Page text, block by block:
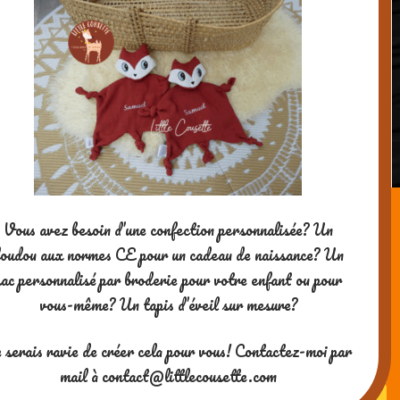
Deux nouveaux jeux: memory spécial
citrouille et memory spécial Halloween
"Mister Jack ou le jeu de la citrouille (jeu
à imprimer) !"
navigation
1 2 Next →
Vous avez besoin d’une confection personnalisée? Un
aux normes CE pour un cadeau de naissance? Un
personnalisé par broderie pour votre enfant ou pour
vous-même? Un tapis d’éveil sur mesure?
ravie de créer cela pour vous! Contactez-moi par
mail à contact@littlecousette.com
Merci pour votre visite ! Si vous
aimez mes contenus, vous
pouvez me soutenir en me